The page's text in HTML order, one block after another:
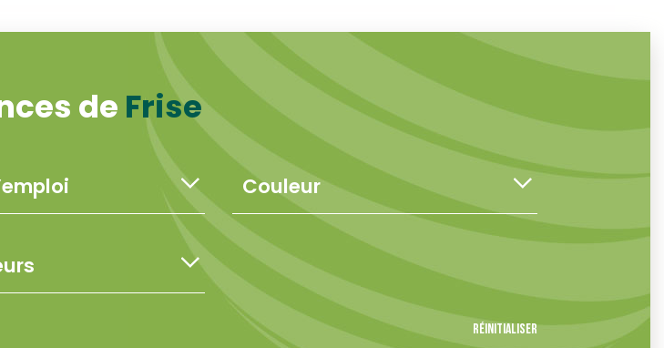
de Frise
Réinitialiser